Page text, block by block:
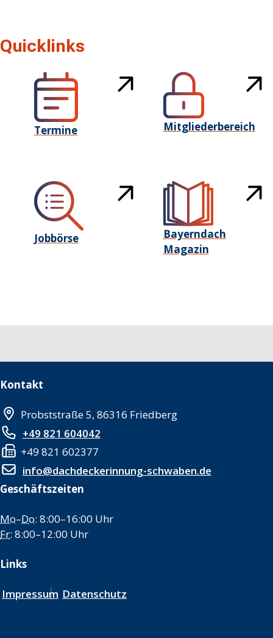
Quicklinks
Termine Mitgliederbereich
Jobbörse
Bayerndach
Magazin
Kontakt
Probststraße 5, 86316 Friedberg
+49 821 604042
+49 821 602377
info@dachdeckerinnung-schwaben.de
Geschäftszeiten
Mo–Do: 8:00–16:00 Uhr
Fr: 8:00–12:00 Uhr
Links
Impressum Datenschutz